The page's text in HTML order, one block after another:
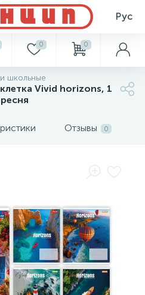
Рус
0 0
школьные
Vivid horizons, 1
Отзывы 0